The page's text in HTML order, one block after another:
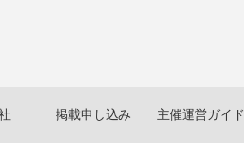
掲載申し込み 主催運営ガイド